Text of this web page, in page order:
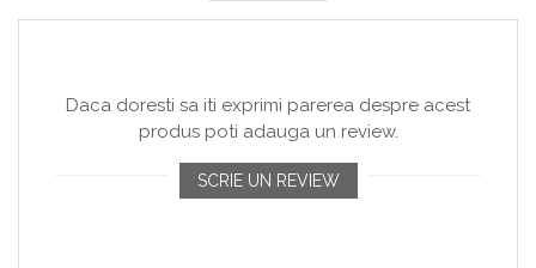
Daca doresti sa iti exprimi parerea despre acest
produs poti adauga un review.
SCRIE UN REVIEW